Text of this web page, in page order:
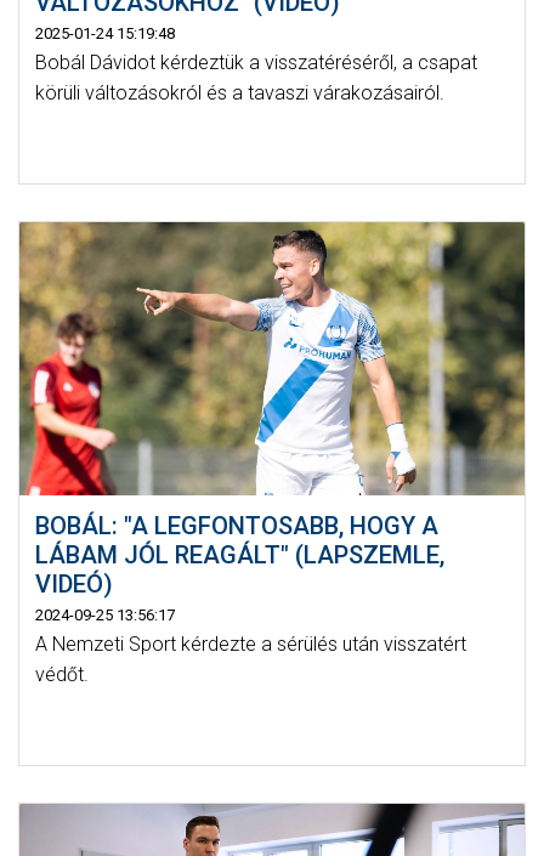
2025-01-24 15:19:48
Bobál Dávidot kérdeztük a visszatéréséről, a csapat
körüli változásokról és a tavaszi várakozásairól.
BOBÁL: "A LEGFONTOSABB, HOGY A
LÁBAM JÓL REAGÁLT" (LAPSZEMLE,
VIDEÓ)
2024-09-25 13:56:17
A Nemzeti Sport kérdezte a sérülés után visszatért
védőt.